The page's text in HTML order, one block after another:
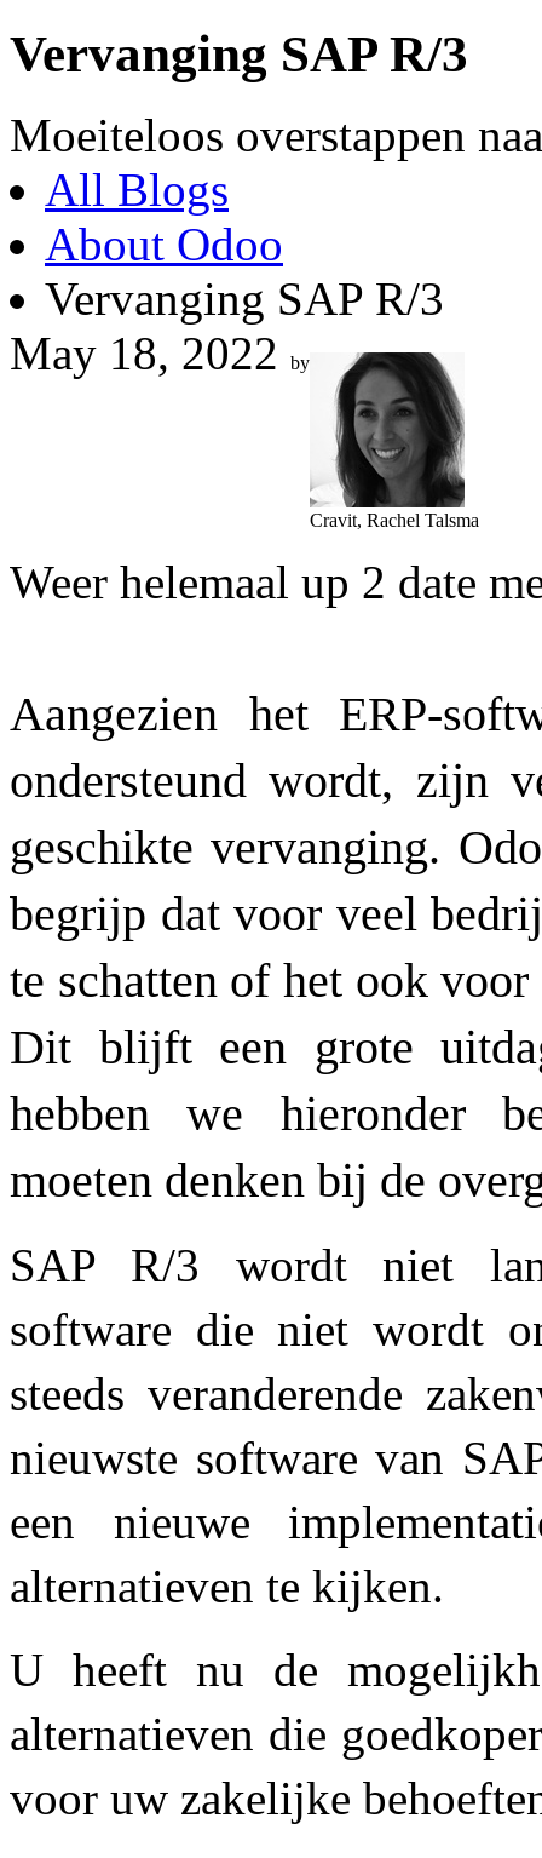
Vervanging SAP R/3
Moeiteloos overstappen
All Blogs
About Odoo
Vervanging SAP R/3
May 18, 2022
by
Cravit, Rachel Talsma
Weer helemaal up 2 date
Aangezien het ERP-
ondersteund wordt, zijn
geschikte vervanging.
begrijp dat voor veel
te schatten of het ook
Dit blijft een grote
hebben we hieronder
moeten denken bij de
SAP R/3 wordt niet
software die niet wordt
steeds veranderende
nieuwste software van
een nieuwe
alternatieven te kijken.
U heeft nu de
alternatieven die
voor uw zakelijke